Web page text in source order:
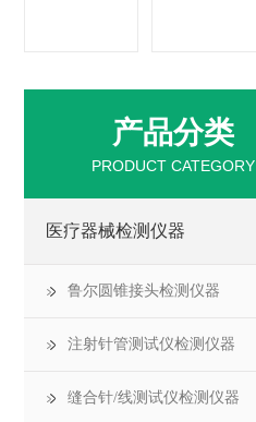
产品分类
PRODUCT CATEGORY
医疗器械检测仪器
鲁尔圆锥接头检测仪器
注射针管测试仪检测仪器
缝合针/线测试仪检测仪器